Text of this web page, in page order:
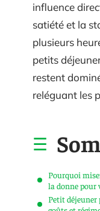
influence
satiété et la
plusieurs
petits
restent
reléguant les
Pourquoi
la donne pour
Petit déjeuner